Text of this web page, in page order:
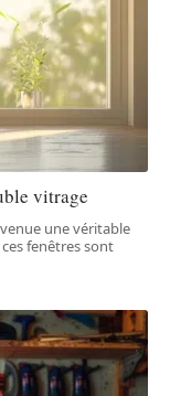
vitrage
une véritable
fenêtres sont